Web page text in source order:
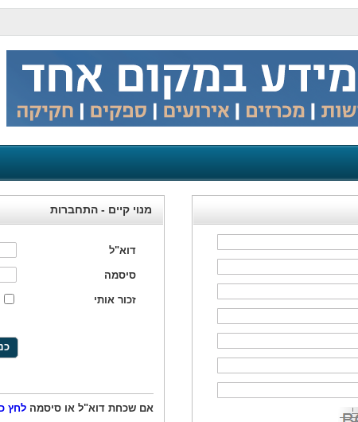
מנוי קיים - התחברות
דוא"ל
סיסמה
זכור אותי
אם שכחת דוא"ל או סיסמה לחץ